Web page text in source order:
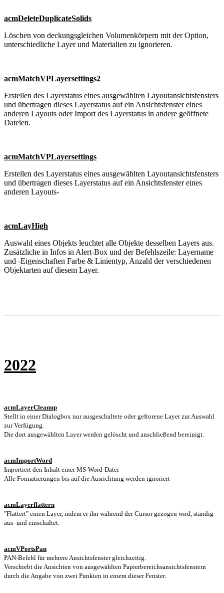
acmDeleteDuplicateSolids
Löschen von deckungsgleichen Volumenkörpern mit der Option,
unterschiedliche Layer und Materialien zu ignorieren.
acmMatchVPLayersettings2
Erstellen des Layerstatus eines ausgewählten Layoutansichtsfensters
und übertragen dieses Layerstatus auf ein Ansichtsfenster eines
anderen Layouts oder Import des Layerstatus in andere geöffnete
Dateien.
acmMatchVPLayersettings
Erstellen des Layerstatus eines ausgewählten Layoutansichtsfensters
und übertragen dieses Layerstatus auf ein Ansichtsfenster eines
anderen Layouts-
acmLayHigh
Auswahl eines Objekts leuchtet alle Objekte desselben Layers aus.
Zusätzliche in Infos in Alert-Box und der Befehlszeile: Layername
und -Eigenschaften Farbe & Linientyp, Anzahl der verschiedenen
Objektarten auf diesem Layer.
2022
acmLayerCleanup
Stellt in einer Dialogbox nur ausgeschaltete oder gefrorene Layer zur Auswahl
zur Verfügung.
Die dort ausgewählten Layer werden gelöscht und anschließend bereinigt.
acmImportWord
Importiert den Inhalt einer MS-Word-Datei
Alle Formatierungen bis auf die Ausrichtung werden ignoriert
acmLayerflattern
"Flattert" einen Layer, indem er ihn während der Cursor gezogen wird, ständig
aus- und einschaltet.
acmVPortsPan
PAN-Befehl für mehrere Ansichtsfenster gleichzeitig.
Verschiebt die Ansichten von ausgewählten Papierbereichsansichtsfenstern
durch die Angabe von zwei Punkten in einem dieser Fenster.